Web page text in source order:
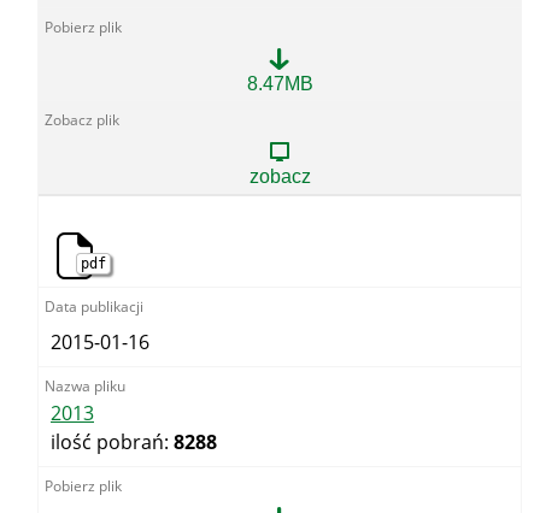
8.47MB
zobacz
pdf
2015-01-16
2013
ilość pobrań: 8288